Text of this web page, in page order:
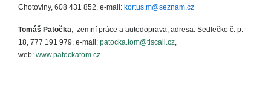
Chotoviny, 608 431 852, e-mail: kortus.m@seznam.cz
Tomáš Patočka, zemní práce a autodoprava, adresa: Sedlečko č. p.
18, 777 191 979, e-mail: patocka.tom@tiscali.cz,
web: www.patockatom.cz